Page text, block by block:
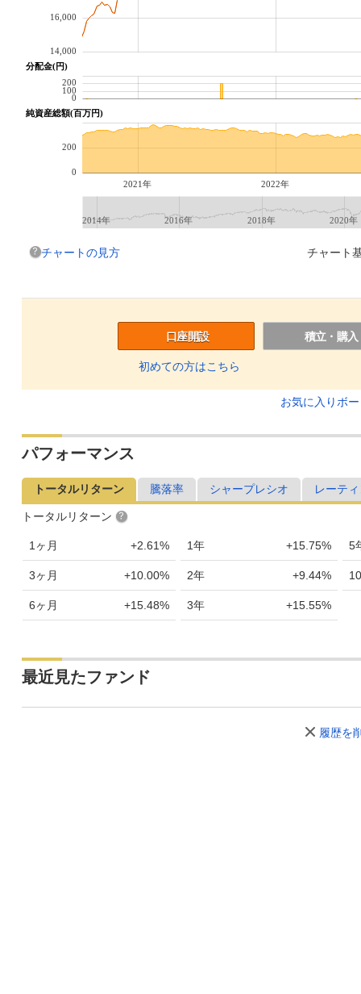
14,000
16,000
分配金(円)
0
100
200
純資産総額(百万円)
2021年 2022年
0
200
2014年 2016年 2018年 2020年
チャートの見方 チャート
口座開設
初めての方はこちら
積立・購入
お気に入りボ
パフォーマンス
トータルリターン 騰落率 シャープレシオ レーテ
トータルリターン
1ヶ月 +2.61%
3ヶ月 +10.00%
6ヶ月 +15.48%
1年 +15.75%
2年 +9.44%
3年 +15.55%
5
最近見たファンド
履歴を